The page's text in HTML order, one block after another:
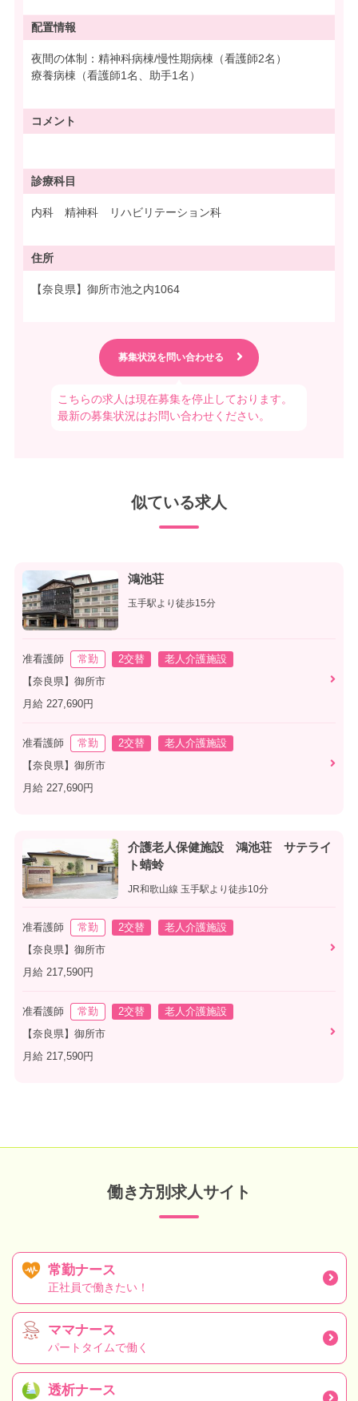
配置情報
夜間の体制：精神科病棟/慢性期病棟（看護師2名）
療養病棟（看護師1名、助手1名）
コメント
診療科目
内科 精神科 リハビリテーション科
住所
【奈良県】御所市池之内1064
こちらの求人は現在募集を停止しております。
最新の募集状況はお問い合わせください。
似ている求人
鴻池荘
玉手駅より徒歩15分
准看護師 常勤 2交替
老人介護施設
【奈良県】御所市
月給 227,690円
准看護師 常勤 2交替
老人介護施設
【奈良県】御所市
月給 227,690円
介護老人保健施設 鴻池荘 サテライ
ト蜻蛉
JR和歌山線 玉手駅より徒歩10分
准看護師 常勤 2交替
老人介護施設
【奈良県】御所市
月給 217,590円
准看護師 常勤 2交替
老人介護施設
【奈良県】御所市
月給 217,590円
働き方別求人サイト
常勤ナース
正社員で働きたい！
ママナース
パートタイムで働く
透析ナース